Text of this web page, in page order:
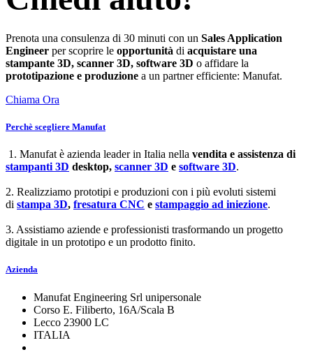
Prenota una consulenza di 30 minuti con un Sales Application
Engineer per scoprire le opportunità di acquistare una
stampante 3D, scanner 3D, software 3D o affidare la
prototipazione e produzione a un partner efficiente: Manufat.
Chiama Ora
Perchè scegliere Manufat
1. Manufat è azienda leader in Italia nella vendita e assistenza di
stampanti 3D desktop, scanner 3D e software 3D.
2. Realizziamo prototipi e produzioni con i più evoluti sistemi
di stampa 3D, fresatura CNC e stampaggio ad iniezione.
3. Assistiamo aziende e professionisti trasformando un progetto
digitale in un prototipo e un prodotto finito.
Azienda
Manufat Engineering Srl unipersonale
Corso E. Filiberto, 16A/Scala B
Lecco 23900 LC
ITALIA